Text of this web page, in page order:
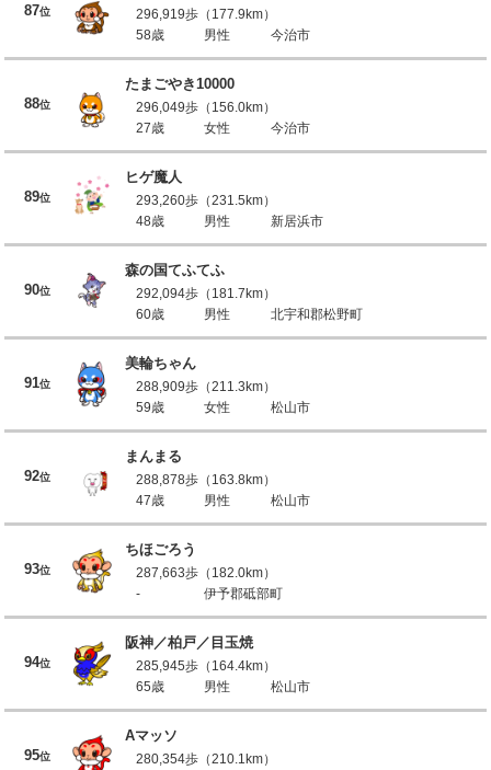
87位
296,919歩（177.9km）
58歳
男性 今治市
88位
たまごやき10000
296,049歩（156.0km）
27歳
女性 今治市
89位
ヒゲ魔人
293,260歩（231.5km）
48歳
男性 新居浜市
90位
森の国てふてふ
292,094歩（181.7km）
60歳
男性 北宇和郡松野町
91位
美輪ちゃん
288,909歩（211.3km）
59歳
女性 松山市
92位
まんまる
288,878歩（163.8km）
47歳
男性 松山市
93位
ちほごろう
287,663歩（182.0km）
-
伊予郡砥部町
94位
阪神／柏戸／目玉焼
285,945歩（164.4km）
65歳
男性 松山市
95位
Aマッソ
280,354歩（210.1km）